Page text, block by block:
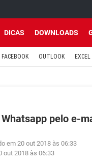
DICAS DOWNLOADS
FACEBOOK OUTLOOK EXCEL
pelo e-
em 20 out 2018 às 06:33
out 2018 às 06:33